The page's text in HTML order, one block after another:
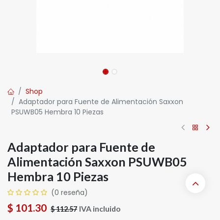
Shop
Adaptador para Fuente de Alimentación Saxxon
PSUWB05 Hembra 10 Piezas
Adaptador para Fuente de
Alimentación Saxxon PSUWB05
Hembra 10 Piezas
(0 reseña)
$ 101.30 $112.57 IVA incluido